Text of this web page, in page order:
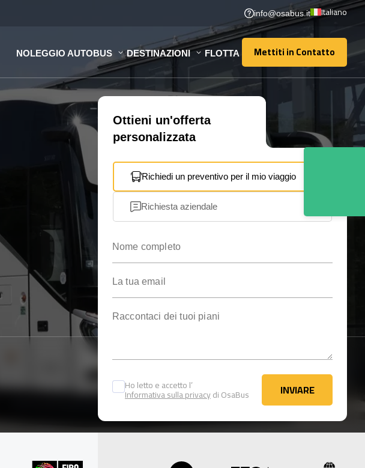
info@osabus.it Italiano
NOLEGGIO AUTOBUS DESTINAZIONI FLOTTA Mettiti in Contatto
Mettiti in Contatto
Ottieni un'offerta
personalizzata
Richiedi un preventivo per il mio viaggio
Richiesta aziendale
Ho letto e accetto l’
Informativa sulla privacydi OsaBus INVIARE
INVIARE